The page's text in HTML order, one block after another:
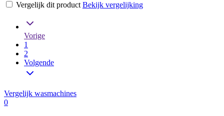
Vergelijk dit product Bekijk vergelijking
Vorige
1
2
Volgende
Vergelijk wasmachines
0